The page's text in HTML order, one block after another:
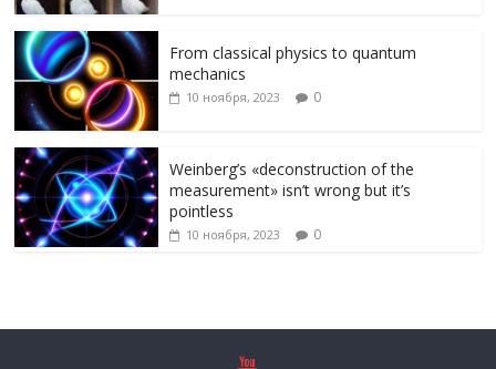
From classical physics to quantum
mechanics
10 ноября, 2023 0
Weinberg’s «deconstruction of the
measurement» isn’t wrong but it’s
pointless
10 ноября, 2023 0